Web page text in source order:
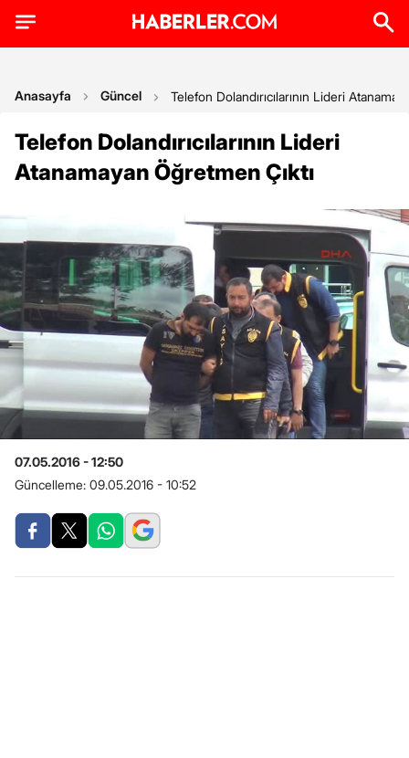
Anasayfa Güncel Telefon Dolandırıcılarının Lideri
Telefon Dolandırıcılarının Lideri
Atanamayan Öğretmen Çıktı
07.05.2016 - 12:50
Güncelleme: 09.05.2016 - 10:52